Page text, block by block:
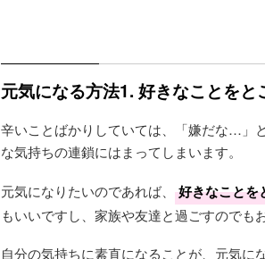
元気になる方法1. 好きなことをと
辛いことばかりしていては、「嫌だな…」
な気持ちの連鎖にはまってしまいます。
元気になりたいのであれば、 好きなことを
もいいですし、家族や友達と過ごすのでも
自分の気持ちに素直になることが、元気に